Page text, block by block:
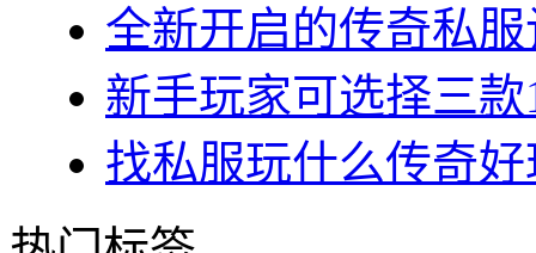
全新开启的传奇私
新手玩家可选择三款
找私服玩什么传奇好